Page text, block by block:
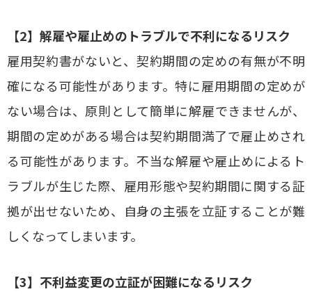
【2】解雇や雇止めのトラブルで不利になるリスク
雇用契約書がないと、契約期間の定めの有無が不明
確になる可能性があります。特に雇用期間の定めが
ない場合は、原則として簡単に解雇できませんが、
期間の定めがある場合は契約期間満了で雇止めされ
る可能性があります。不当な解雇や雇止めによるト
ラブルが生じた際、雇用形態や契約期間に関する証
拠が出せないため、自身の主張を立証することが難
しくなってしまいます。
【3】不利益変更の立証が困難になるリスク